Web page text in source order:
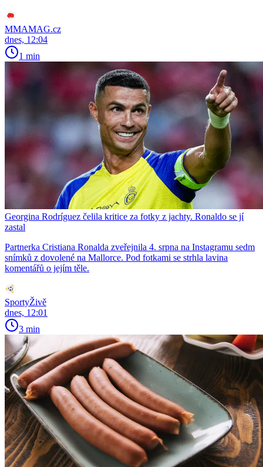
MMAMAG.cz
dnes, 12:04
1 min
Georgina Rodríguez čelila kritice za fotky z jachty. Ronaldo se jí
zastal
Partnerka Cristiana Ronalda zveřejnila 4. srpna na Instagramu sedm
snímků z dovolené na Mallorce. Pod fotkami se strhla lavina
komentářů o jejím těle.
SportyŽivě
dnes, 12:01
3 min